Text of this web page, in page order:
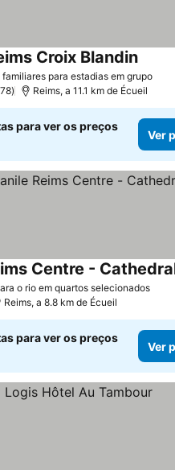
familiares para estadias em grupoVer
Croix BlandinVer
Reims, a 11.1 km de Écueil
para ver os preços
Ver
o rio em quartos selecionadosVer
Centre -
Reims, a 8.8 km de Écueil
para ver os preços
Ver